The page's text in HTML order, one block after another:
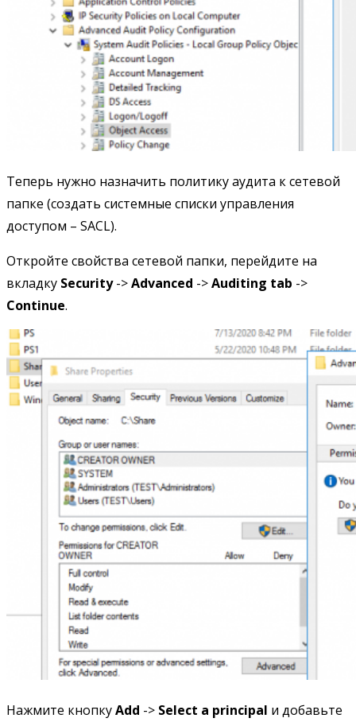
Теперь нужно назначить политику аудита к сетевой
папке (создать системные списки управления
доступом – SACL).
Откройте свойства сетевой папки, перейдите на
вкладку Security->Advanced ->Auditing tab ->
Continue.
Нажмите кнопкуAdd -> Select a principal и добавьте